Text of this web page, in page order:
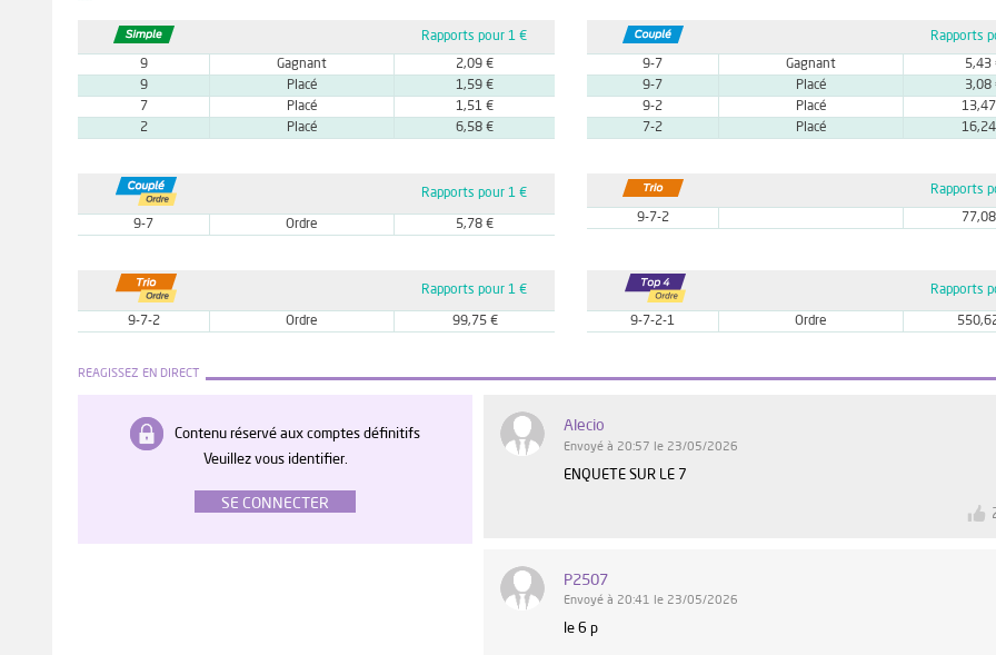
Rapports pour 1 €
9 Gagnant
2,09 €
9
Placé
1,59 €
7
Placé
1,51 €
2
Placé 6,58 €
Rapports
9-7 Gagnant
5,43
9-7
Placé
3,08
9-2
Placé
7-2
Placé
Rapports pour 1 €
9-7 Ordre 5,78 €
Rapports
9-7-2
Rapports pour 1 €
9-7-2 Ordre 99,75 €
Rapports
9-7-2-1 Ordre
REAGISSEZ EN DIRECT
Contenu réservé aux comptes définitifs
Veuillez vous identifier.
SE CONNECTER
Alecio
Envoyé à 20:57 le 23/05/2026
ENQUETE SUR LE 7
P2507
Envoyé à 20:41 le 23/05/2026
le 6 p